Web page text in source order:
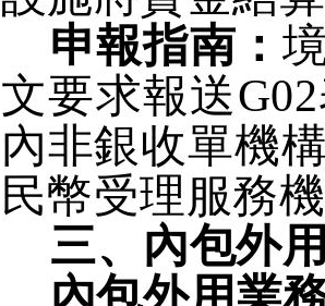
申報指南：
文要求報送G02
內非銀收單機
民幣受理服務
三、內包外